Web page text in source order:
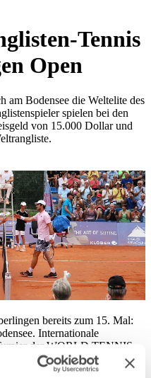
Tennis
Open
am Bodensee die Weltelite des
spielen bei den
von 15.000 Dollar und
bereits zum 15. Mal:
Internationale
der WORLD TENNIS
15.000 Dollar und um
im Einzel und Doppel.